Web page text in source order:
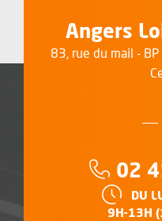
Angers
83, rue du mail -
02
DU
9H-13H